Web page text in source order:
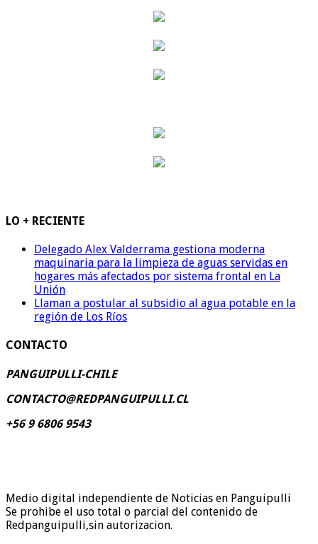
LO + RECIENTE
Delegado Alex Valderrama gestiona moderna
maquinaria para la limpieza de aguas servidas en
hogares más afectados por sistema frontal en La
Unión
Llaman a postular al subsidio al agua potable en la
región de Los Ríos
CONTACTO
PANGUIPULLI-CHILE
CONTACTO@REDPANGUIPULLI.CL
+56 9 6806 9543
Medio digital independiente de Noticias en Panguipulli
Se prohibe el uso total o parcial del contenido de
Redpanguipulli,sin autorizacion.